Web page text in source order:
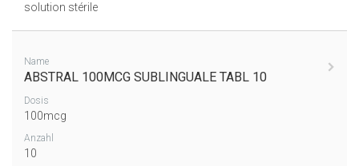
solution stérile
Name
ABSTRAL 100MCG SUBLINGUALE TABL 10
Dosis
100mcg
Anzahl
10